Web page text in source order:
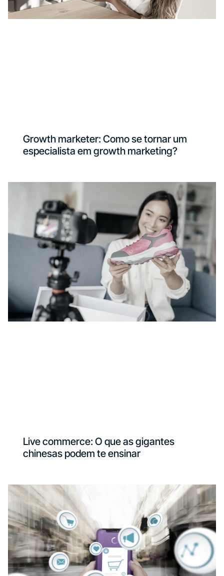
Growth marketer: Como se tornar um
especialista em growth marketing?
Live commerce: O que as gigantes
chinesas podem te ensinar